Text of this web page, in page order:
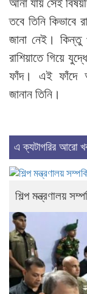
আনা যায় সেই
তবে তিনি কিভাবে
জানা নেই। কিন্তু
রাশিয়াতে গিয়ে
ফাঁদ। এই ফাঁদে
জানান তিনি।
এ ক্যটাগরির আরো
শিল্প মন্ত্রণালয়